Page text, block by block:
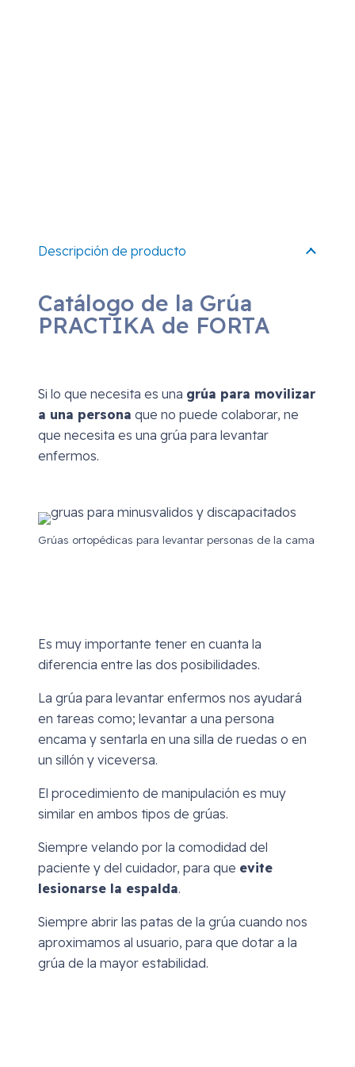
Descripción de producto
Catálogo de la Grúa
PRACTIKA de FORTA
Si lo que necesita es una grúa para movilizar
a una persona que no puede colaborar, ne
que necesita es una grúa para levantar
enfermos.
Grúas ortopédicas para levantar personas de la cama
Es muy importante tener en cuanta la
diferencia entre las dos posibilidades.
La grúa para levantar enfermos nos ayudará
en tareas como; levantar a una persona
encama y sentarla en una silla de ruedas o en
un sillón y viceversa.
El procedimiento de manipulación es muy
similar en ambos tipos de grúas.
Siempre velando por la comodidad del
paciente y del cuidador, para que evite
lesionarse la espalda.
Siempre abrir las patas de la grúa cuando nos
aproximamos al usuario, para que dotar a la
grúa de la mayor estabilidad.